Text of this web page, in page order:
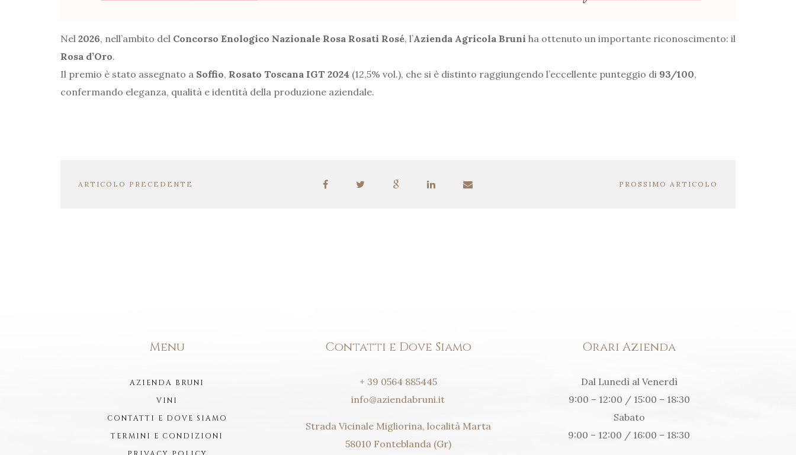
Nel 2026, nell’ambito del Concorso Enologico Nazionale Rosa Rosati Rosé, l’Azienda Agricola Bruni ha ottenuto un importante riconoscimento: il
Rosa d’Oro.
Il premio è stato assegnato a Soffio, Rosato Toscana IGT 2024 (12,5% vol.), che si è distinto raggiungendo l’eccellente punteggio di 93/100,
confermando eleganza, qualità e identità della produzione aziendale.
ARTICOLO PRECEDENTE PROSSIMO ARTICOLO
Menu
AZIENDA BRUNI
VINI
CONTATTI E DOVE SIAMO
TERMINI E CONDIZIONI
Contatti e Dove Siamo
+ 39 0564 885445
info@aziendabruni.it
Strada Vicinale Migliorina, località Marta
58010 Fonteblanda (Gr)
Orari Azienda
Dal Lunedì al Venerdì
9:00 – 12:00 / 15:00 – 18:30
Sabato
9:00 – 12:00 / 16:00 – 18:30